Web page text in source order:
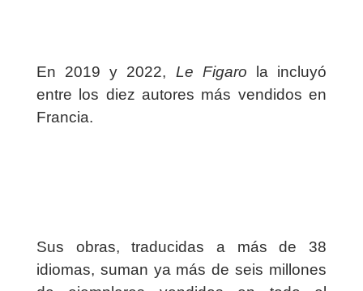
En 2019 y 2022, Le Figaro
la incluyó
entre los diez autores más vendidos en
Francia.
Sus obras, traducidas a más de 38
idiomas, suman ya más de seis millones